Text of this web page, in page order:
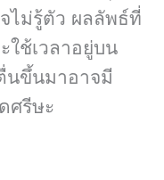
ม่รู้ตัว ผลลัพธ์ที่
ช้เวลาอยู่บน
นขึ้นมาอาจมี
ศรีษะ